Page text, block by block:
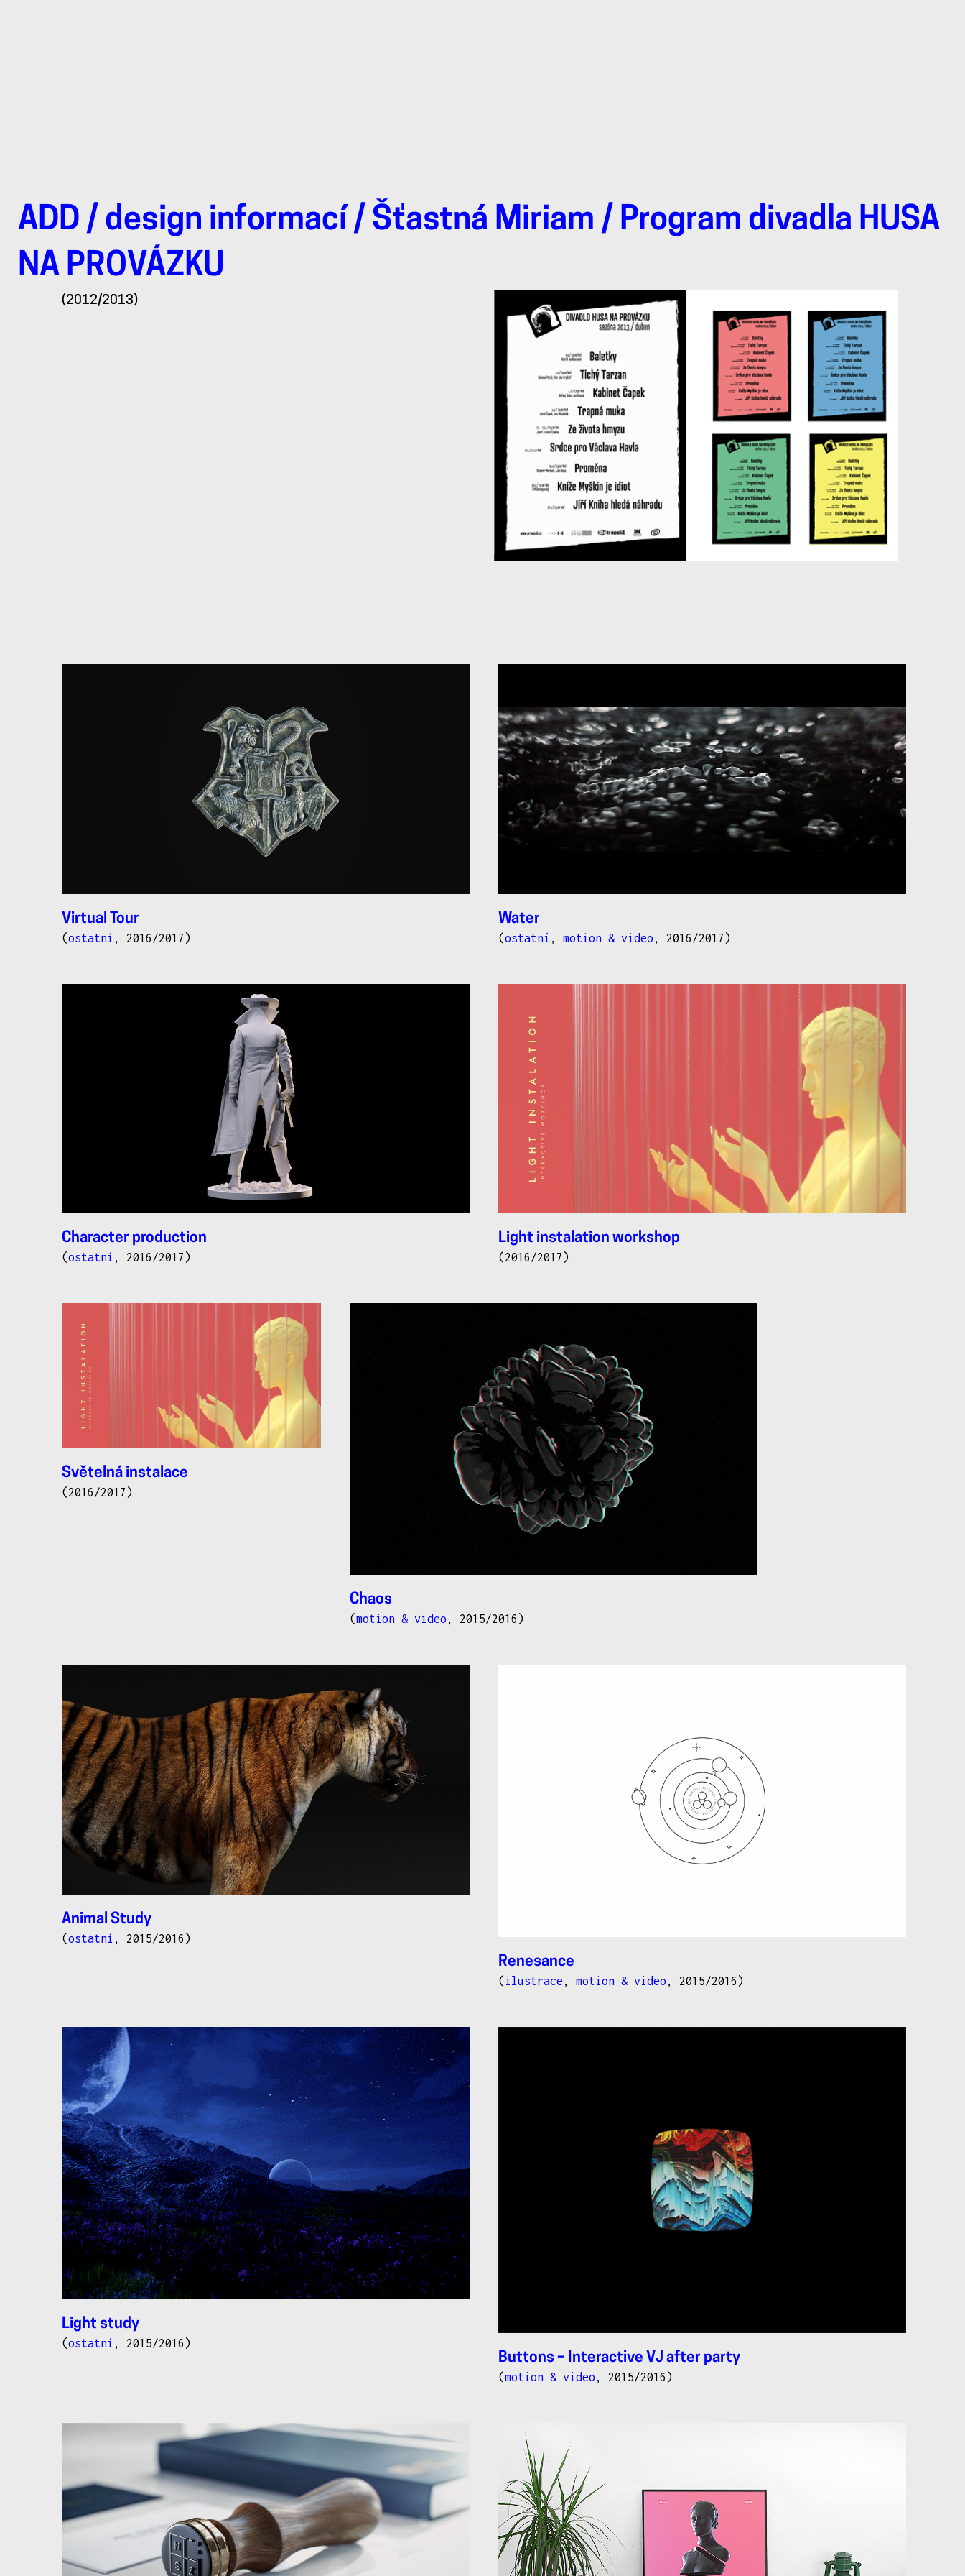
ADD / design informací / Šťastná Miriam / Program divadla HUSA
NA PROVÁZKU
Program
divadla
(2012/2013)
Virtual Tour
(ostatní , 2016/2017)
Water
(ostatní motion & video , 2016/2017)
Character production
(ostatní , 2016/2017)
Light instalation workshop
(2016/2017)
Světelná instalace
(2016/2017)
Chaos
(motion & video , 2015/2016)
Animal Study
(ostatní , 2015/2016)
Renesance
( ilustrace , motion & video , 2015/2016)
Light study
(ostatní , 2015/2016)
Buttons – Interactive VJ after party
(motion & video , 2015/2016)